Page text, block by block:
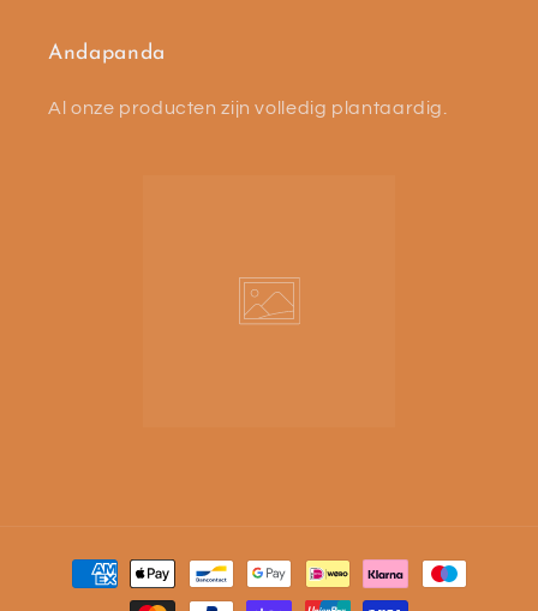
Andapanda
Al onze producten zijn volledig plantaardig.
Moyens